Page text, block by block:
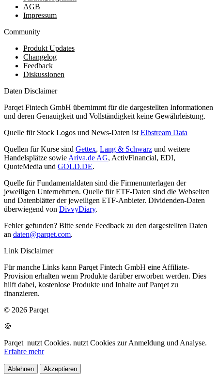
AGB
Impressum
Community
Produkt Updates
Changelog
Feedback
Diskussionen
Daten Disclaimer
Parqet Fintech GmbH übernimmt für die dargestellten Informationen
und deren Genauigkeit und Vollständigkeit keine Gewährleistung.
Quelle für Stock Logos und News-Daten ist Elbstream Data
Quellen für Kurse sind Gettex, Lang & Schwarz und weitere
Handelsplätze sowie Ariva.de AG, ActivFinancial, EDI,
QuoteMedia und GOLD.DE.
Quelle für Fundamentaldaten sind die Firmenunterlagen der
jeweiligen Unternehmen. Quelle für ETF-Daten sind die Webseiten
und Datenblätter der jeweiligen ETF-Anbieter. Dividenden-Daten
überwiegend von DivvyDiary.
Fehler gefunden? Bitte sende Feedback zu den dargestellten Daten
an daten@parqet.com.
Link Disclaimer
Für manche Links kann Parqet Fintech GmbH eine Affiliate-
Provision erhalten wenn Produkte darüber erworben werden. Dies
hilft dabei, kostenlose Produkte und Inhalte auf Parqet zu
finanzieren.
© 2026 Parqet
🍪
Parqet nutzt Cookies. nutzt Cookies zur Anmeldung und Analyse.
Erfahre mehr
Ablehnen Akzeptieren